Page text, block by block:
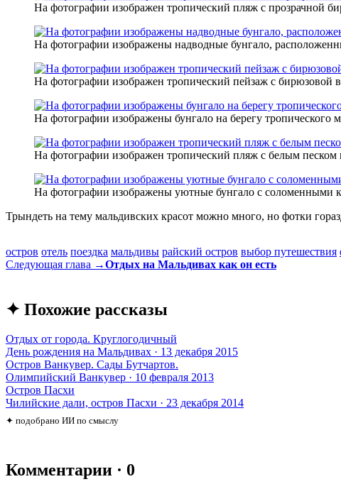
На фотографии изображен тропический пляж с прозрачной
На фотографии изображены надводные бунгало,
На фотографии изображен тропический пейзаж с бирюзовой
На фотографии изображены бунгало на берегу тропического
На фотографии изображен тропический пляж с белым песком
На фотографии изображены уютные бунгало с соломенными
Трындеть на тему мальдивских красот можно много, но фотки
остров отель поездка мальдивы райский остров выбор путешествия
Следующая глава →Отдых на Мальдивах как он есть
✦ Похожие рассказы
Отдых от города. Круглогодичный
День рождения на Мальдивах · 13 декабря 2015
Остров Ванкувер. Сады Бутчартов.
Олимпийский Ванкувер · 10 февраля 2013
Остров Пасхи
Чилийские дали, остров Пасхи · 23 декабря 2014
✦ подобрано ИИ по смыслу
Комментарии · 0